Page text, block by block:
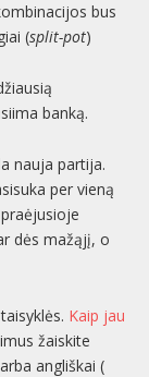
bus
(split-pot)
banką.
nauja partija.
per vieną
dės mažąjį, o
Kaip jau
žaiskite
angliškai (